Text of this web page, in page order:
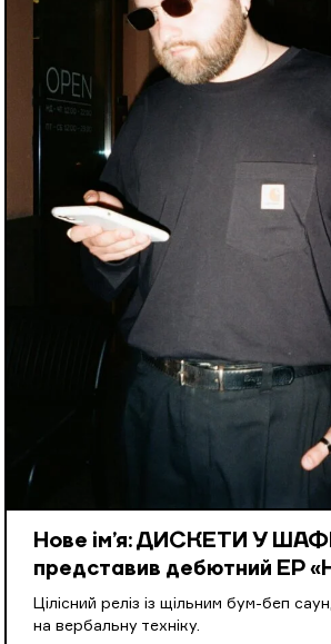
Нове ім’я: ДИСКЕТИ У
представив дебютний EP
Цілісний реліз із щільним бум-беп
на вербальну техніку.